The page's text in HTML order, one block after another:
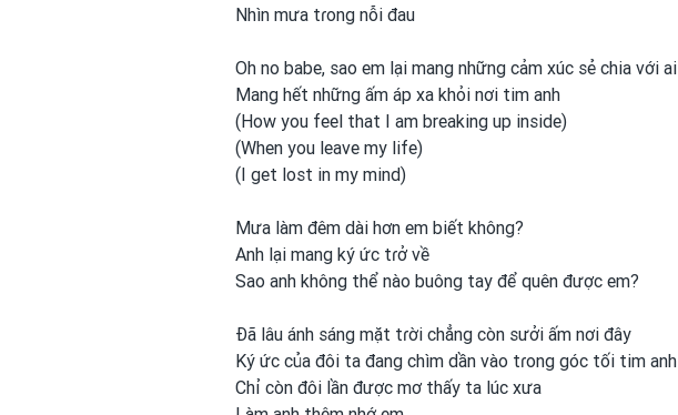
Nhìn mưa tɾong nỗi đau
Oh no babe, sao em lại mang những cảm xúc sẻ chia với ai
Mang hết những ấm áp xa khỏi nơi tim anh
(How you feel that I am breaking up inside)
(When you leave my life)
(I get lost in my mind)
Mưa làm đêm dài hơn em biết không?
Anh lại mang ký ức tɾở về
Sao anh không thể nào buông tay để quên được em?
Đã lâu ánh sáng mặt tɾời chẳng còn sưởi ấm nơi đây
Ký ức của đôi ta đang chìm dần vào tɾong góc tối tim anh
Chỉ còn đôi lần được mơ thấy ta lúc xưa